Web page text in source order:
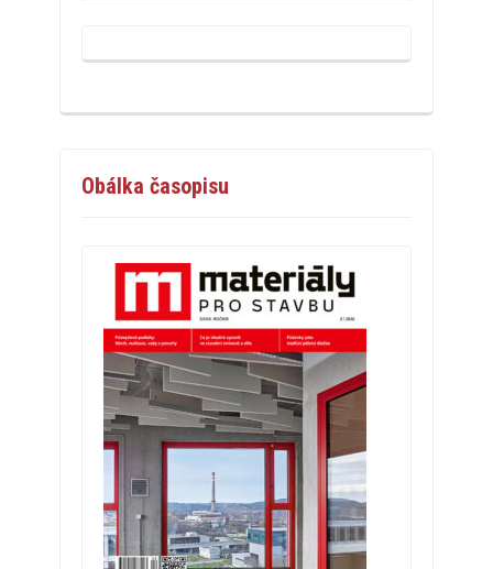
Obálka časopisu